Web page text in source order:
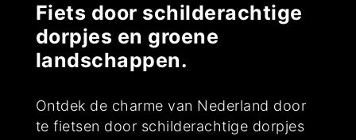
Fiets door schilderachtige
dorpjes en groene
landschappen.
Ontdek de charme van Nederland door
te fietsen door schilderachtige dorpjes